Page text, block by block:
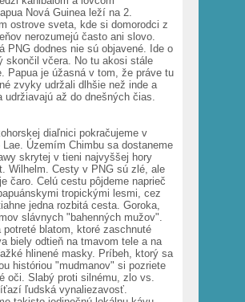
Nová Guinea leží na 2.
ostrove sveta, kde si domorodci z
nerozumejú často ani slovo.
PNG dodnes nie sú objavené. Ide o
skončil včera. No tu akosi stále
Papua je úžasná v tom, že práve tu
zvyky udržali dlhšie než inde a
udržiavajú až do dnešných čias.
diaľnici pokračujeme v
Lae. Územím Chimbu sa dostaneme
skrytej v tieni najvyššej hory
Wilhelm. Cesty v PNG sú zlé, ale
čaro. Celú cestu pôjdeme naprieč
tropickými lesmi, cez
jedna rozbitá cesta. Goroka,
slávnych "bahenných mužov".
potreté blatom, ktoré zaschnuté
biely odtieň na tmavom tele a na
hlinené masky. Príbeh, ktorý sa
históriou "mudmanov" si pozriete
oči. Slabý proti silnému, zlo vs.
ľudská vynaliezavosť.